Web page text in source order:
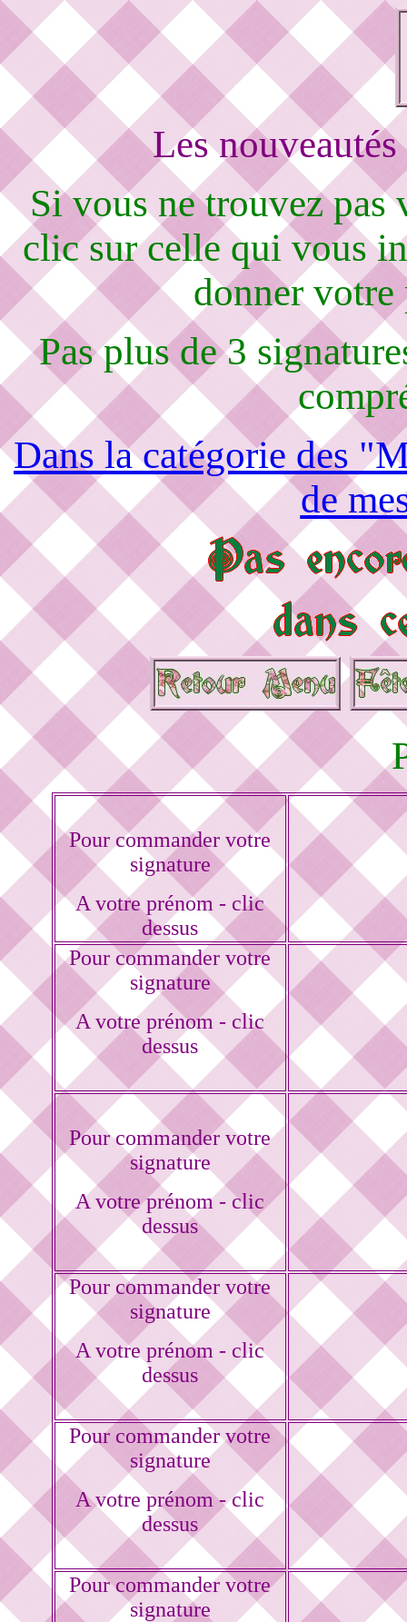
Les
Si vous ne trouvez pas
clic sur celle qui vous
donner votre
Pas plus de 3
Dans la catégorie des
de
Pour commander votre
signature
A votre prénom - clic
dessus
Pour commander votre
signature
A votre prénom - clic
dessus
Pour commander votre
signature
A votre prénom - clic
dessus
Pour commander votre
signature
A votre prénom - clic
dessus
Pour commander votre
signature
A votre prénom - clic
dessus
Pour commander votre
signature